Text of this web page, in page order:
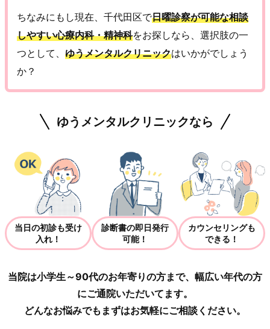
ちなみにもし現在、千代田区で日曜診察が可能な相談
しやすい心療内科・精神科をお探しなら、選択肢の一
つとして、 ゆうメンタルクリニックはいかがでしょう
か？
ゆうメンタルクリニックなら
当日の初診も受け
入れ！
診断書の即日発行
可能！
カウンセリングも
できる！
当院は小学生～90代のお年寄りの方まで、幅広い年代の方
にご通院いただいてます。
どんなお悩みでもまずはお気軽にご相談ください。